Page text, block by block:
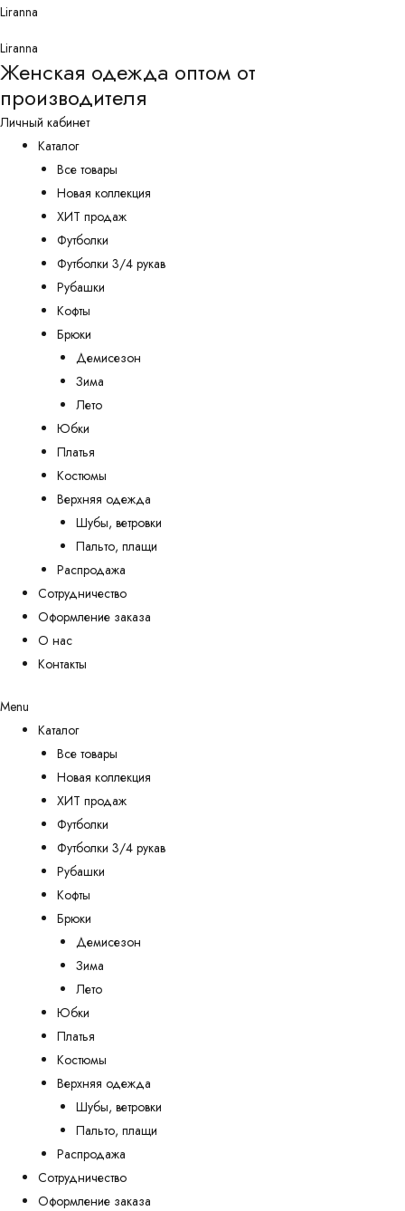
Перейти
содержимому
Liranna
Liranna
Женская одежда оптом от
производителя
Личный кабинет
Каталог
Все товары
Новая коллекция
ХИТ продаж
Футболки
Футболки 3/4 рукав
Рубашки
Кофты
Брюки
Демисезон
Зима
Лето
Юбки
Платья
Костюмы
Верхняя одежда
Шубы, ветровки
Пальто, плащи
Распродажа
Сотрудничество
Оформление заказа
О нас
Контакты
Menu
Каталог
Все товары
Новая коллекция
ХИТ продаж
Футболки
Футболки 3/4 рукав
Рубашки
Кофты
Брюки
Демисезон
Зима
Лето
Юбки
Платья
Костюмы
Верхняя одежда
Шубы, ветровки
Пальто, плащи
Распродажа
Сотрудничество
Оформление заказа